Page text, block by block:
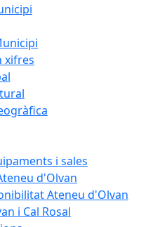
xifres
i sales
d'Olvan
Ateneu d'Olvan
i Cal Rosal